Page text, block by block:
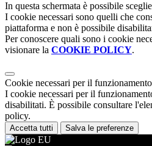
In questa schermata è possibile
I cookie necessari sono quelli che
piattaforma e non è possibile
Per conoscere quali sono i cookie
visionare la COOKIE POLICY.
Cookie necessari per il funzionamento
I cookie necessari per il
disabilitati. È possibile consultare
policy.
Accetta tutti Salva le preferenze